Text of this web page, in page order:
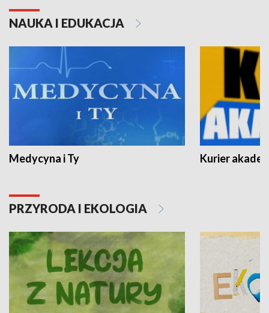
NAUKA I EDUKACJA
Medycyna i Ty Kurier
PRZYRODA I EKOLOGIA